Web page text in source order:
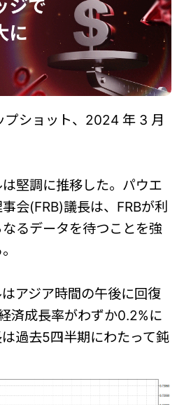
プショット、2024 年 3 月
堅調に推移した。パウエ
会(FRB)議長は、FRBが利
るデータを待つことを強
アジア時間の午後に回復
済成長率がわずか0.2%に
過去5四半期にわたって鈍